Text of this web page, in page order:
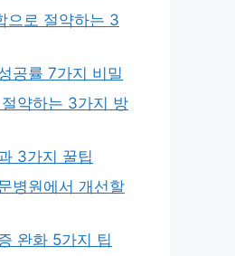
으로 절약하는 3
공률 7가지 비밀
약하는 3가지 방
3가지 꿀팁
병원에서 개선할
완화 5가지 팁